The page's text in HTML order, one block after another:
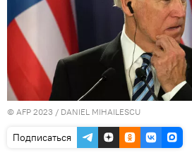
© AFP 2023 / DANIEL MIHAILESCU
Подписаться